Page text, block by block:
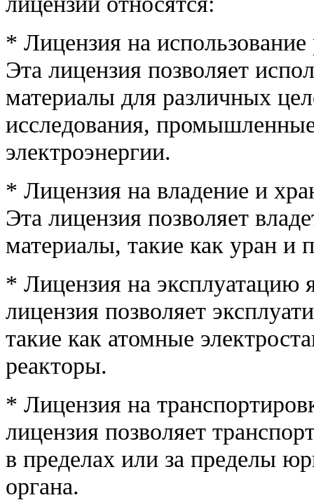
* Лицензия на
Эта лицензия позволяет
материалы для различных
исследования,
электроэнергии.
* Лицензия на владение и
Эта лицензия позволяет
материалы, такие как уран и
* Лицензия на эксплуатацию
лицензия позволяет
такие как атомные
реакторы.
* Лицензия на
лицензия позволяет
в пределах или за пределы
органа.